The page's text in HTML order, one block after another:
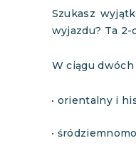
Szukasz
wyjazdu? Ta
W ciągu
orientalny i